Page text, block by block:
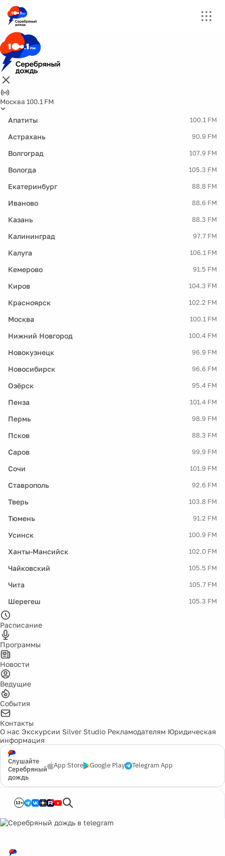
Москва 100.1 FM
Апатиты 100.1 FM
Астрахань 90.9 FM
Волгоград 107.9 FM
Вологда 105.3 FM
Екатеринбург 88.8 FM
Иваново 88.6 FM
Казань 88.3 FM
Калининград 97.7 FM
Калуга 106.1 FM
Кемерово 91.5 FM
Киров 104.3 FM
Красноярск 102.2 FM
Москва 100.1 FM
Нижний Новгород 100.4 FM
Новокузнецк 96.9 FM
Новосибирск 96.6 FM
Озёрск 95.4 FM
Пенза 101.4 FM
Пермь 98.9 FM
Псков 88.3 FM
Саров 99.9 FM
Сочи 101.9 FM
Ставрополь 92.6 FM
Тверь 103.8 FM
Тюмень 91.2 FM
Усинск 100.9 FM
Ханты-Мансийск 102.0 FM
Чайковский 105.5 FM
Чита 105.7 FM
Шерегеш 105.3 FM
Расписание
Программы
Новости
Ведущие
События
Контакты
О нас Экскурсии Silver Studio Рекламодателям Юридическая
информация
Слушайте
Серебряный
дождь
App Store Google Play Telegram App
12+